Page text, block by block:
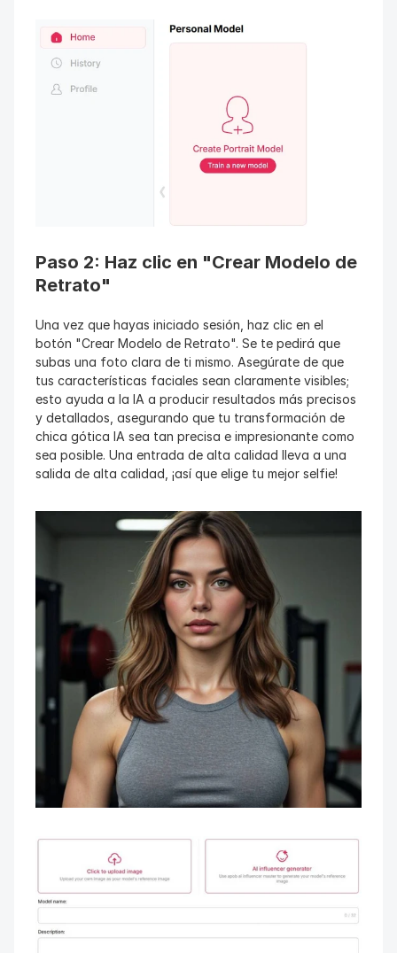
Paso 2: Haz clic en "Crear Modelo de
Retrato"
Una vez que hayas iniciado sesión, haz clic en el
botón "Crear Modelo de Retrato". Se te pedirá que
subas una foto clara de ti mismo. Asegúrate de que
tus características faciales sean claramente visibles;
esto ayuda a la IA a producir resultados más precisos
y detallados, asegurando que tu transformación de
chica gótica IA sea tan precisa e impresionante como
sea posible. Una entrada de alta calidad lleva a una
salida de alta calidad, ¡así que elige tu mejor selfie!